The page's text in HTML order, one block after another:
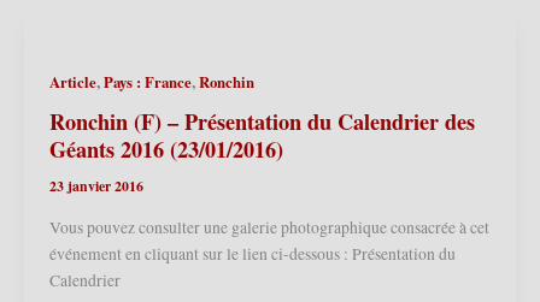
des
Géants
2017
Article,Pays : France,Ronchin
Ronchin (F) – Présentation du Calendrier des
Géants 2016 (23/01/2016)
23 janvier 2016
Vous pouvez consulter une galerie photographique consacrée à cet
événement en cliquant sur le lien ci-dessous : Présentation du
Calendrier